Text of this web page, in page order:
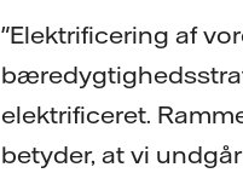
"Elektrificering af
elektrificeret.
betyder, at vi